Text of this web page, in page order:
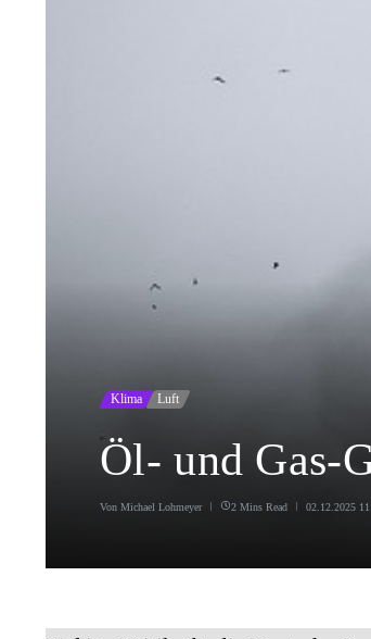
Klima Luft
Öl- und Gas-
Von Michael Lohmeyer 2 Mins Read 02.12.2025